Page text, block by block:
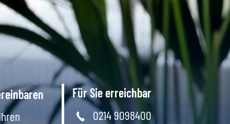
Für Sie erreichbar
0214 9098400